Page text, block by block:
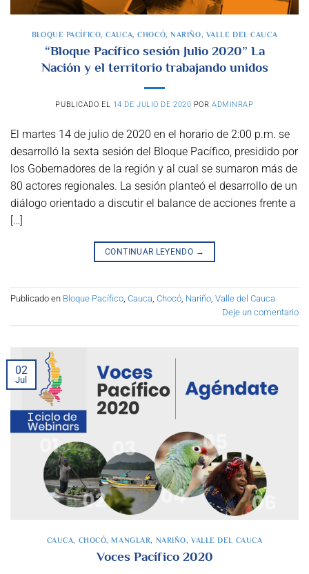
BLOQUE PACÍFICO,CAUCA,CHOCÓ,NARIÑO, VALLE DEL CAUCA
“Bloque Pacífico sesión Julio 2020” La
Nación y el territorio trabajando unidos
PUBLICADO EL 14 DE JULIO DE 2020 PORADMINRAP
El martes 14 de julio de 2020 en el horario de 2:00 p.m. se
desarrolló la sexta sesión del Bloque Pacífico, presidido por
los Gobernadores de la región y al cual se sumaron más de
80 actores regionales. La sesión planteó el desarrollo de un
diálogo orientado a discutir el balance de acciones frente a
[…]
CONTINUAR LEYENDO →
Publicado en Bloque Pacífico, Cauca, Chocó, Nariño, Valle del Cauca
Deje un comentario
02
Jul
CAUCA, CHOCÓ, MANGLAR, NARIÑO, VALLE DEL CAUCA
Voces Pacífico 2020